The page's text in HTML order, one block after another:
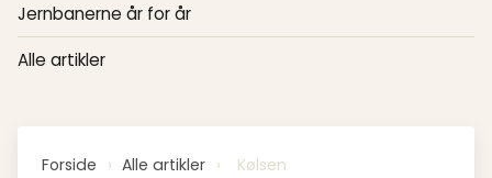
Jernbanerne år for år
Alle artikler
Forside › Alle artikler › Kølsen